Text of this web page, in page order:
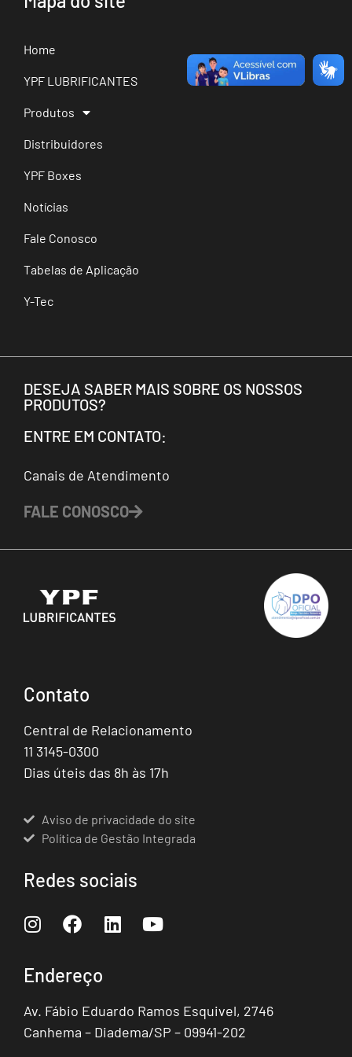
Home
YPF LUBRIFICANTES
Produtos
Distribuidores
YPF Boxes
Notícias
Fale Conosco
Tabelas de Aplicação
Y-Tec
DESEJA SABER MAIS SOBRE OS NOSSOS
PRODUTOS?
ENTRE EM CONTATO:
Canais de Atendimento
FALE CONOSCO
Contato
Central de Relacionamento
11 3145-0300
Dias úteis das 8h às 17h
Aviso de privacidade do site
Política de Gestão Integrada
Redes sociais
Endereço
Av. Fábio Eduardo Ramos Esquivel, 2746
Canhema – Diadema/SP – 09941-202